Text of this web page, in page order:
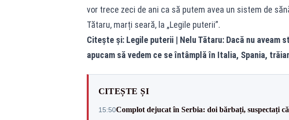
vor trece zeci de ani ca să putem avea un sistem de
Tătaru, marți seară, la „Legile puterii”.
Citește și: Legile puterii | Nelu Tătaru: Dacă nu aveam
apucam să vedem ce se întâmplă în Italia, Spania,
CITEȘTE ȘI
15:50Complot dejucat în Serbia: doi bărbați, suspectați